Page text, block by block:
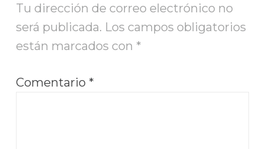
Tu dirección de correo electrónico no
será publicada. Los campos obligatorios
están marcados con *
Comentario *